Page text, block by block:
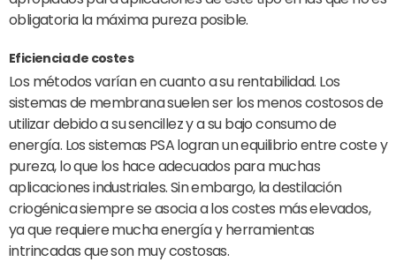
obligatoria la máxima pureza posible.
Eficiencia de costes
Los métodos varían en cuanto a su rentabilidad. Los
sistemas de membrana suelen ser los menos costosos de
utilizar debido a su sencillez y a su bajo consumo de
energía. Los sistemas PSA logran un equilibrio entre coste y
pureza, lo que los hace adecuados para muchas
aplicaciones industriales. Sin embargo, la destilación
criogénica siempre se asocia a los costes más elevados,
ya que requiere mucha energía y herramientas
intrincadas que son muy costosas.